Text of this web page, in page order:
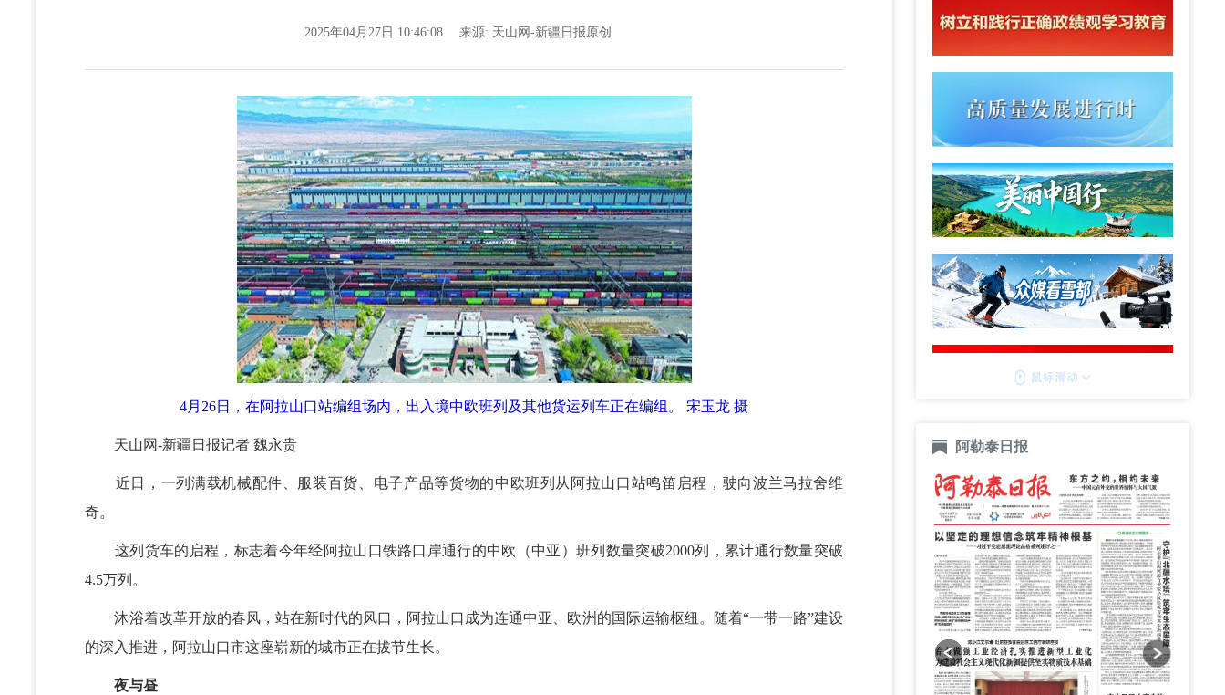
2025年04月27日 10:46:08 来源: 天山网-新疆日报原创
4月26日，在阿拉山口站编组场内，出入境中欧班列及其他货运列车正在编组。 宋玉龙 摄
天山网-新疆日报记者 魏永贵
近日，一列满载机械配件、服装百货、电子产品等货物的中欧班列从阿拉山口站鸣笛启程，驶向波兰马拉舍维
奇。
这列货车的启程，标志着今年经阿拉山口铁路口岸通行的中欧（中亚）班列数量突破2000列，累计通行数量突破
4.5万列。
沐浴着改革开放的春风，站在新时代的风口，阿拉山口成为连通中亚、欧洲的国际运输枢纽。随着“一带一路”建设
的深入推进，阿拉山口市这座崭新的城市正在拔节生长。
夜与昼
阿勒泰日报